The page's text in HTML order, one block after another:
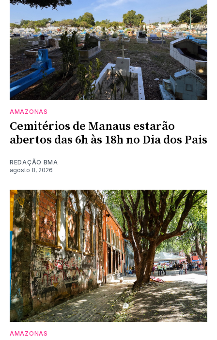
AMAZONAS
Cemitérios de Manaus estarão
abertos das 6h às 18h no Dia dos Pais
REDAÇÃO BMA
agosto 8, 2026
AMAZONAS